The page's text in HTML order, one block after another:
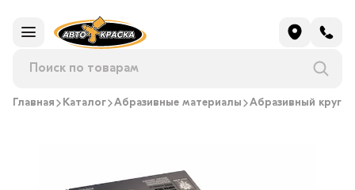
Главная Каталог Абразивные материалы Абразивный круг